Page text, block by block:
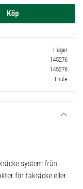
I lager
145276
145276
Thule
system från
för takräcke eller